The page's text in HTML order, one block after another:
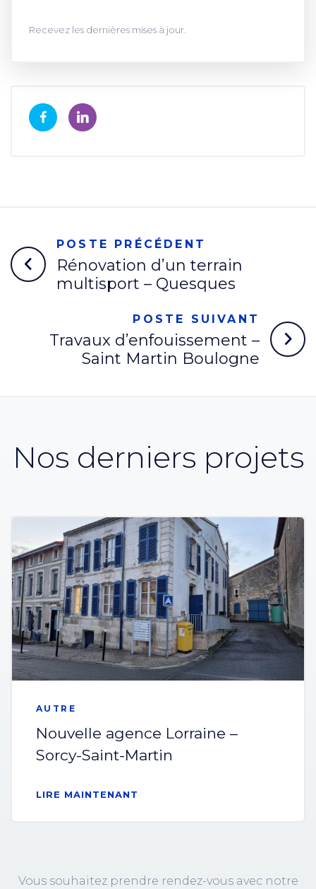
Recevez les dernières mises à jour.
POSTE PRÉCÉDENT
Rénovation d’un terrain
multisport – Quesques
POSTE SUIVANT
Travaux d’enfouissement –
Saint Martin Boulogne
Nos derniers projets
AUTRE
Nouvelle agence Lorraine –
Sorcy-Saint-Martin
LIRE MAINTENANT
Vous souhaitez prendre rendez-vous avec notre